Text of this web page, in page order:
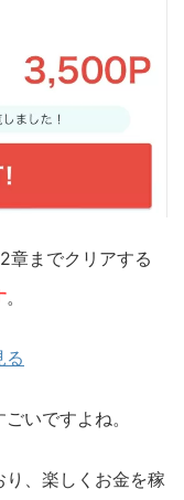
章までクリアする
。
る
いですよね。
、楽しくお金を稼